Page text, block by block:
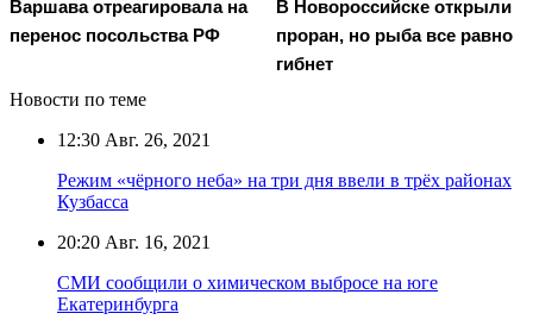
Варшава отреагировала на
перенос посольства РФ
В Новороссийске открыли
проран, но рыба все равно
гибнет
Новости по теме
12:30 Авг. 26, 2021
Режим «чёрного неба» на три дня ввели в трёх районах
Кузбасса
20:20 Авг. 16, 2021
СМИ сообщили о химическом выбросе на юге
Екатеринбурга